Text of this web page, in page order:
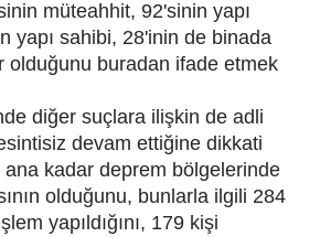
müteahhit, 92'sinin yapı
yapı sahibi, 28'inin de binada
olduğunu buradan ifade etmek
diğer suçlara ilişkin de adli
devam ettiğine dikkati
kadar deprem bölgelerinde
olduğunu, bunlarla ilgili 284
yapıldığını, 179 kişi